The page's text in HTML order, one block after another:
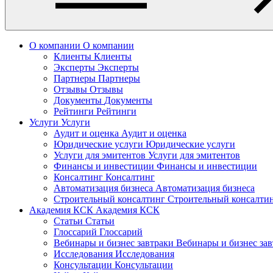
О компании О компании
Клиенты Клиенты
Эксперты Эксперты
Партнеры Партнеры
Отзывы Отзывы
Документы Документы
Рейтинги Рейтинги
Услуги Услуги
Аудит и оценка Аудит и оценка
Юридические услуги Юридические услуги
Услуги для эмитентов Услуги для эмитентов
Финансы и инвестиции Финансы и инвестиции
Консалтинг Консалтинг
Автоматизация бизнеса Автоматизация бизнеса
Строительный консалтинг Строительный
Академия КСК Академия КСК
Статьи Статьи
Глоссарий Глоссарий
Вебинары и бизнес завтраки Вебинары и бизнес
Исследования Исследования
Консультации Консультации